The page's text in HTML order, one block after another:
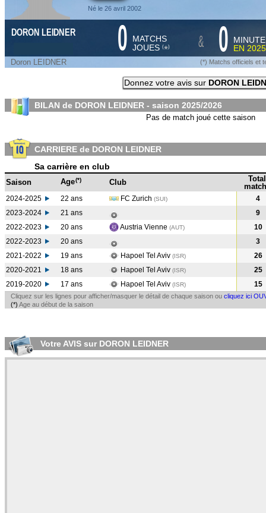
Né le 26 avril 2002
DORON LEIDNER 0 MATCHS
JOUES (*) & 0
EN
Doron LEIDNER (*) Matchs officiels et
Donnez votre avis sur DORON
BILAN de DORON LEIDNER - saison 2025/2026
Pas de match joué cette saison
CARRIERE de DORON LEIDNER
Sa carrière en club
Saison Age(*) Club
Total
2024-2025 22 ans FC Zurich (SUI)
4
2023-2024
21 ans
9
2022-2023
20 ans Austria Vienne (AUT)
10
2022-2023
20 ans
3
2021-2022
19 ans Hapoel Tel Aviv (ISR)
26
2020-2021
18 ans Hapoel Tel Aviv (ISR)
25
2019-2020
17 ans Hapoel Tel Aviv (ISR) 15
Cliquez sur les lignes pour afficher/masquer le détail de chaque saison ou cliquez ici
(*) Age au début de la saison
Votre AVIS sur DORON LEIDNER